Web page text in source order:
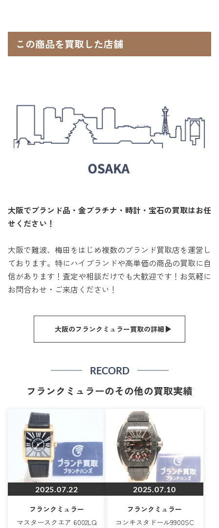
この商品を買取した店舗
大阪でブランド品・金プラチナ・時計・宝石の買取はお任
せください！
大阪で難波、梅田をはじめ複数のブランド買取店を運営し
ております。特にハイブランドや高単価の商品の買取に自
信があります！査定や相談だけでも大歓迎です！お気軽に
お問合わせ・ご来店ください！
大阪のフランクミュラー買取の詳細
RECORD
フランクミュラーのその他の買取実績
2025.07.22
フランクミュラー
マスタースクエア 6002LQ
2025.07.10
フランクミュラー
コンキスタドール9900SC